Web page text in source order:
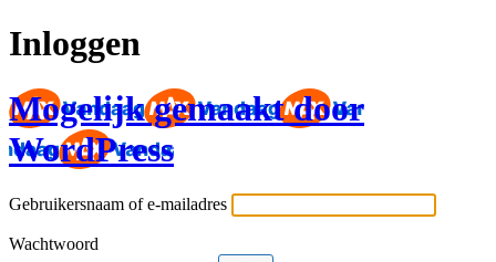
Inloggen
Mogelijk gemaakt door
WordPress
Gebruikersnaam of e-mailadres
Wachtwoord